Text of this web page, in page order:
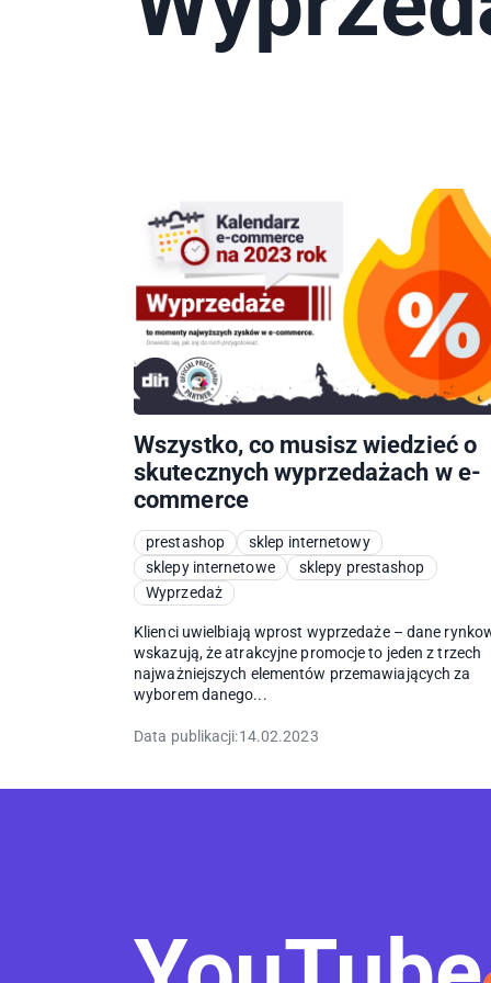
Wszystko, co musisz wiedzieć o
skutecznych wyprzedażach w e-
commerce
prestashop
sklep internetowy
sklepy internetowe
sklepy prestashop
Wyprzedaż
Klienci uwielbiają wprost wyprzedaże – dane
wskazują, że atrakcyjne promocje to jeden z trzech
najważniejszych elementów przemawiających za
wyborem danego...
Data publikacji:14.02.2023